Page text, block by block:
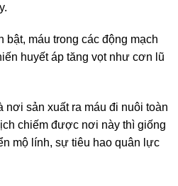
bật, máu trong các động mạch
huyết áp tăng vọt như cơn lũ
nơi sản xuất ra máu đi nuôi toàn
chiếm được nơi này thì giống
mộ lính, sự tiêu hao quân lực